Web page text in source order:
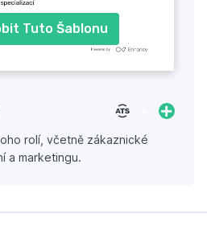
Tuto Šablonu
rolí, včetně zákaznické
a marketingu.